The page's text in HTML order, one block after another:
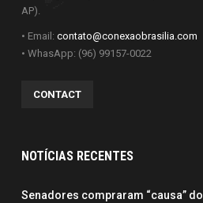
AP).
• Email: contato@conexaobrasilia.com
• WhasApp: (96) 99157-0022
CONTACT
NOTÍCIAS RECENTES
Senadores compraram “causa”